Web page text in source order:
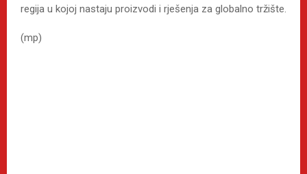
regija u kojoj nastaju proizvodi i rješenja za globalno tržište.
(mp)